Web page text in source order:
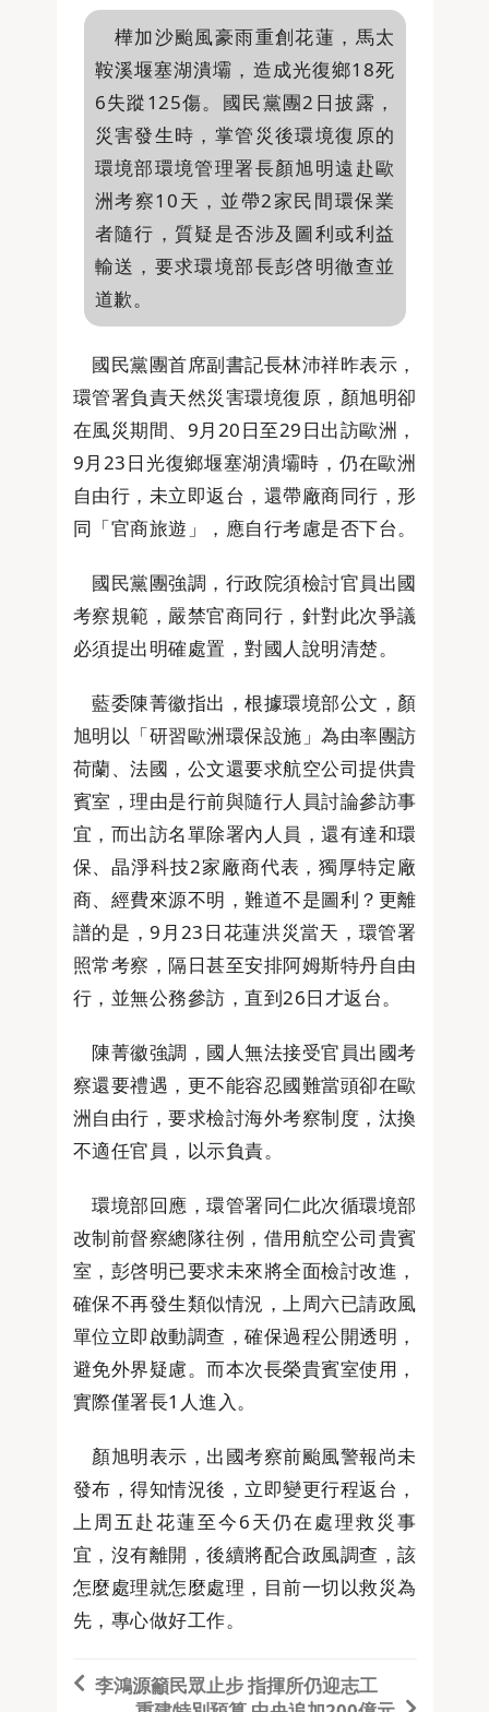
樺加沙颱風豪雨重創花蓮，馬太
鞍溪堰塞湖潰壩，造成光復鄉18死
6失蹤125傷。國民黨團2日披露，
災害發生時，掌管災後環境復原的
環境部環境管理署長顏旭明遠赴歐
洲考察10天，並帶2家民間環保業
者隨行，質疑是否涉及圖利或利益
輸送，要求環境部長彭啓明徹查並
道歉。
國民黨團首席副書記長林沛祥昨表示，
環管署負責天然災害環境復原，顏旭明卻
在風災期間、9月20日至29日出訪歐洲，
9月23日光復鄉堰塞湖潰壩時，仍在歐洲
自由行，未立即返台，還帶廠商同行，形
同「官商旅遊」，應自行考慮是否下台。
國民黨團強調，行政院須檢討官員出國
考察規範，嚴禁官商同行，針對此次爭議
必須提出明確處置，對國人說明清楚。
藍委陳菁徽指出，根據環境部公文，顏
旭明以「研習歐洲環保設施」為由率團訪
荷蘭、法國，公文還要求航空公司提供貴
賓室，理由是行前與隨行人員討論參訪事
宜，而出訪名單除署內人員，還有達和環
保、晶淨科技2家廠商代表，獨厚特定廠
商、經費來源不明，難道不是圖利？更離
譜的是，9月23日花蓮洪災當天，環管署
照常考察，隔日甚至安排阿姆斯特丹自由
行，並無公務參訪，直到26日才返台。
陳菁徽強調，國人無法接受官員出國考
察還要禮遇，更不能容忍國難當頭卻在歐
洲自由行，要求檢討海外考察制度，汰換
不適任官員，以示負責。
環境部回應，環管署同仁此次循環境部
改制前督察總隊往例，借用航空公司貴賓
室，彭啓明已要求未來將全面檢討改進，
確保不再發生類似情況，上周六已請政風
單位立即啟動調查，確保過程公開透明，
避免外界疑慮。而本次長榮貴賓室使用，
實際僅署長1人進入。
顏旭明表示，出國考察前颱風警報尚未
發布，得知情況後，立即變更行程返台，
上周五赴花蓮至今6天仍在處理救災事
宜，沒有離開，後續將配合政風調查，該
怎麼處理就怎麼處理，目前一切以救災為
先，專心做好工作。
李鴻源籲民眾止步 指揮所仍迎志工